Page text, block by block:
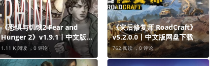
《恐惧与饥饿2 Fear and
Hunger 2》v1.9.1丨中文版网
盘下载
1.11 K 阅读 ， 0 评论
《​灾后修复师 RoadCraft》
v5.2.0.0丨中文版网盘下载
762 阅读 ，0 评论